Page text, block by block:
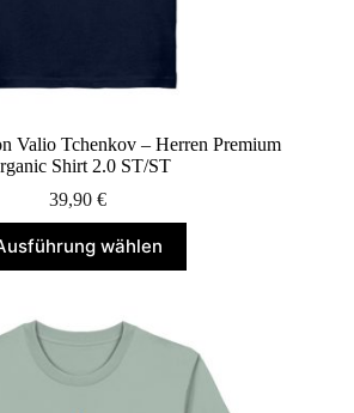
Valio Tchenkov – Herren Premium
Shirt 2.0 ST/ST
39,90€
wählen
Produkt
weist
Varianten
auf.
Die